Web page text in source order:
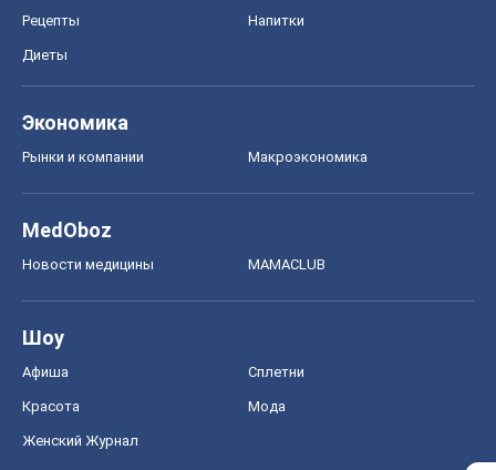
Рецепты Напитки
Диеты
Экономика
Рынки и компании Mакроэкономика
MedOboz
Новости медицины MAMACLUB
Шоу
Афиша Сплетни
Красота Мода
Женский Журнал